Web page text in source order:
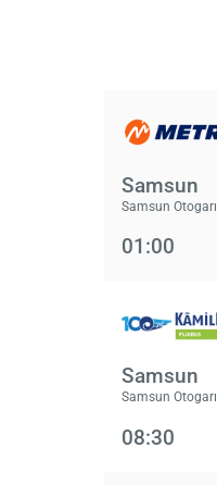
Samsun
Samsun Otogarı
01:00
Samsun
Samsun Otogarı
08:30